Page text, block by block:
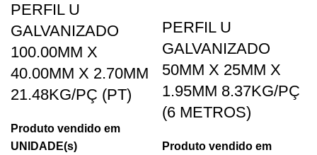
PERFIL U
GALVANIZADO
100.00MM X
40.00MM X 2.70MM
21.48KG/PÇ (PT)
Produto vendido em
UNIDADE(s)
PERFIL U
GALVANIZADO
50MM X 25MM X
1.95MM 8.37KG/PÇ
(6 METROS)
Produto vendido em